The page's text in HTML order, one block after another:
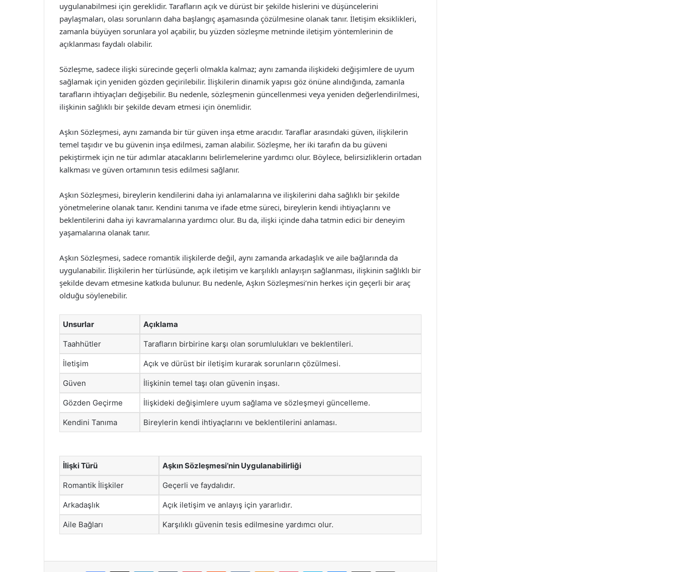
uygulanabilmesi için gereklidir. Tarafların açık ve dürüst bir şekilde hislerini ve düşüncelerini
paylaşmaları, olası sorunların daha başlangıç aşamasında çözülmesine olanak tanır. İletişim eksiklikleri,
zamanla büyüyen sorunlara yol açabilir, bu yüzden sözleşme metninde iletişim yöntemlerinin de
açıklanması faydalı olabilir.
Sözleşme, sadece ilişki sürecinde geçerli olmakla kalmaz; aynı zamanda ilişkideki değişimlere de uyum
sağlamak için yeniden gözden geçirilebilir. İlişkilerin dinamik yapısı göz önüne alındığında, zamanla
tarafların ihtiyaçları değişebilir. Bu nedenle, sözleşmenin güncellenmesi veya yeniden değerlendirilmesi,
ilişkinin sağlıklı bir şekilde devam etmesi için önemlidir.
Aşkın Sözleşmesi, aynı zamanda bir tür güven inşa etme aracıdır. Taraflar arasındaki güven, ilişkilerin
temel taşıdır ve bu güvenin inşa edilmesi, zaman alabilir. Sözleşme, her iki tarafın da bu güveni
pekiştirmek için ne tür adımlar atacaklarını belirlemelerine yardımcı olur. Böylece, belirsizliklerin ortadan
kalkması ve güven ortamının tesis edilmesi sağlanır.
Aşkın Sözleşmesi, bireylerin kendilerini daha iyi anlamalarına ve ilişkilerini daha sağlıklı bir şekilde
yönetmelerine olanak tanır. Kendini tanıma ve ifade etme süreci, bireylerin kendi ihtiyaçlarını ve
beklentilerini daha iyi kavramalarına yardımcı olur. Bu da, ilişki içinde daha tatmin edici bir deneyim
yaşamalarına olanak tanır.
Aşkın Sözleşmesi, sadece romantik ilişkilerde değil, aynı zamanda arkadaşlık ve aile bağlarında da
uygulanabilir. İlişkilerin her türlüsünde, açık iletişim ve karşılıklı anlayışın sağlanması, ilişkinin sağlıklı bir
şekilde devam etmesine katkıda bulunur. Bu nedenle, Aşkın Sözleşmesi’nin herkes için geçerli bir araç
olduğu söylenebilir.
Unsurlar Açıklama
Taahhütler Tarafların birbirine karşı olan sorumlulukları ve beklentileri.
İletişim Açık ve dürüst bir iletişim kurarak sorunların çözülmesi.
Güven İlişkinin temel taşı olan güvenin inşası.
Gözden Geçirme İlişkideki değişimlere uyum sağlama ve sözleşmeyi güncelleme.
Kendini Tanıma Bireylerin kendi ihtiyaçlarını ve beklentilerini anlaması.
İlişki Türü Aşkın Sözleşmesi’nin Uygulanabilirliği
Romantik İlişkiler Geçerli ve faydalıdır.
Arkadaşlık Açık iletişim ve anlayış için yararlıdır.
Aile Bağları Karşılıklı güvenin tesis edilmesine yardımcı olur.